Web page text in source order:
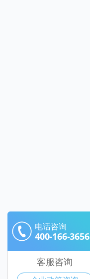
电话咨询
400-166-3656
客服咨询